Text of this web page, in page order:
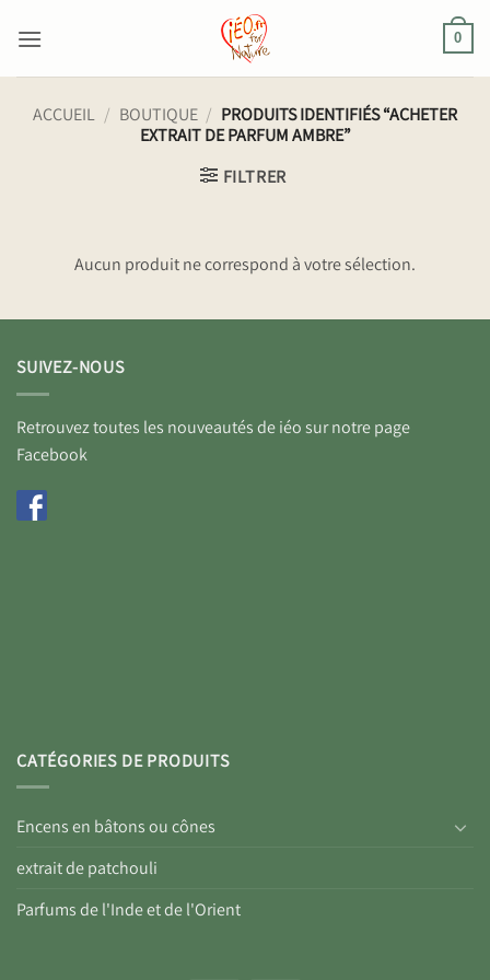
0
ACCUEIL / BOUTIQUE / PRODUITS IDENTIFIÉS “ACHETER
EXTRAIT DE PARFUM AMBRE”
FILTRER
Aucun produit ne correspond à votre sélection.
SUIVEZ-NOUS
Retrouvez toutes les nouveautés de iéo sur notre page
Facebook
CATÉGORIES DE PRODUITS
Encens en bâtons ou cônes
extrait de patchouli
Parfums de l'Inde et de l'Orient